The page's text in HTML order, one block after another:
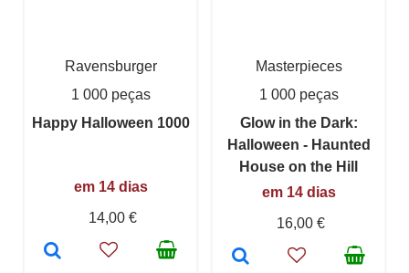
Ravensburger
1 000 peças
Happy Halloween 1000
em 14 dias
14,00 €
Masterpieces
1 000 peças
Glow in the Dark:
Halloween - Haunted
House on the Hill
em 14 dias
16,00 €